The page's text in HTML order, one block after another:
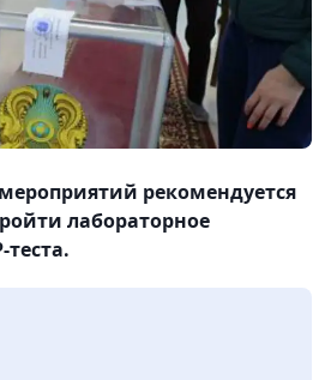
рекомендуется
лабораторное